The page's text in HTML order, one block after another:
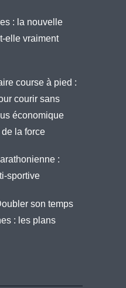
: la nouvelle
elle vraiment
course à pied :
courir sans
économique
de la force
:
sportive
son temps
: les plans